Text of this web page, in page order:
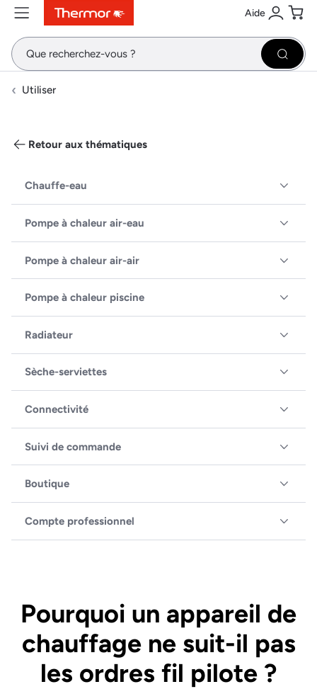
ContenuMenuRecherche Aide
Se
Utiliser
Retour aux thématiques
Chauffe-eau
Pompe à chaleur air-eau
Pompe à chaleur air-air
Pompe à chaleur piscine
Radiateur
Sèche-serviettes
Connectivité
Suivi de commande
Boutique
Compte professionnel
Pourquoi un appareil de
chauffage ne suit-il pas
les ordres fil pilote ?